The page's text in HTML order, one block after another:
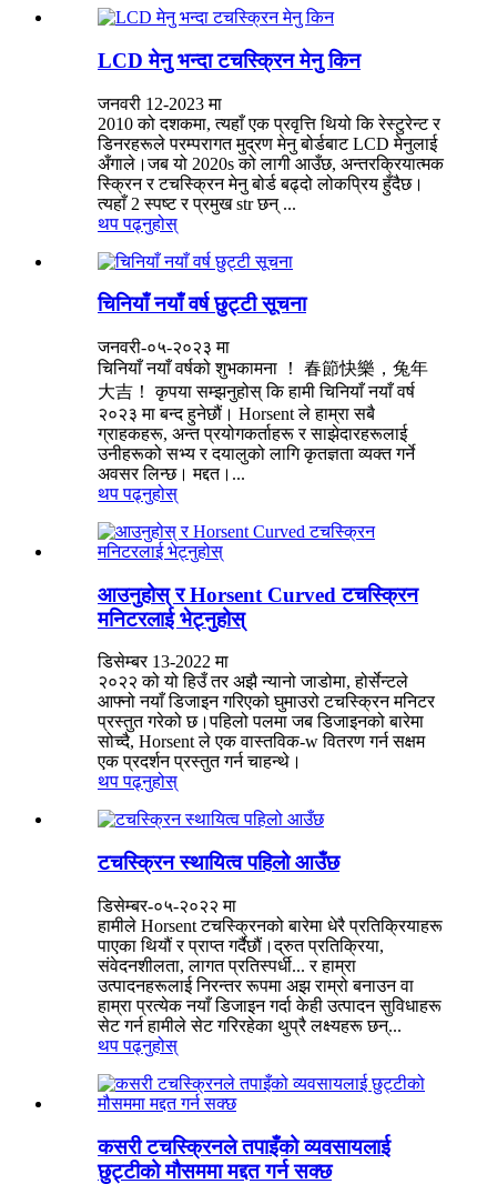
LCD मेनु भन्दा टचस्क्रिन मेनु किन
जनवरी 12-2023 मा
2010 को दशकमा, त्यहाँ एक प्रवृत्ति थियो कि रेस्टुरेन्ट र
डिनरहरूले परम्परागत मुद्रण मेनु बोर्डबाट LCD मेनुलाई
अँगाले।जब यो 2020s को लागी आउँछ, अन्तरक्रियात्मक
स्क्रिन र टचस्क्रिन मेनु बोर्ड बढ्दो लोकप्रिय हुँदैछ।
त्यहाँ 2 स्पष्ट र प्रमुख str छन् ...
थप पढ्नुहोस्
चिनियाँ नयाँ वर्ष छुट्टी सूचना
जनवरी-०५-२०२३ मा
चिनियाँ नयाँ वर्षको शुभकामना ！ 春節快樂，兔年
大吉！ कृपया सम्झनुहोस् कि हामी चिनियाँ नयाँ वर्ष
२०२३ मा बन्द हुनेछौं। Horsent ले हाम्रा सबै
ग्राहकहरू, अन्त प्रयोगकर्ताहरू र साझेदारहरूलाई
उनीहरूको सभ्य र दयालुको लागि कृतज्ञता व्यक्त गर्ने
अवसर लिन्छ। मद्दत।...
थप पढ्नुहोस्
आउनुहोस् र Horsent Curved टचस्क्रिन
मनिटरलाई भेट्नुहोस्
डिसेम्बर 13-2022 मा
२०२२ को यो हिउँ तर अझै न्यानो जाडोमा, होर्सेन्टले
आफ्नो नयाँ डिजाइन गरिएको घुमाउरो टचस्क्रिन मनिटर
प्रस्तुत गरेको छ।पहिलो पलमा जब डिजाइनको बारेमा
सोच्दै, Horsent ले एक वास्तविक-w वितरण गर्न सक्षम
एक प्रदर्शन प्रस्तुत गर्न चाहन्थे।
थप पढ्नुहोस्
टचस्क्रिन स्थायित्व पहिलो आउँछ
डिसेम्बर-०५-२०२२ मा
हामीले Horsent टचस्क्रिनको बारेमा धेरै प्रतिक्रियाहरू
पाएका थियौं र प्राप्त गर्दैछौं।द्रुत प्रतिक्रिया,
संवेदनशीलता, लागत प्रतिस्पर्धी... र हाम्रा
उत्पादनहरूलाई निरन्तर रूपमा अझ राम्रो बनाउन वा
हाम्रा प्रत्येक नयाँ डिजाइन गर्दा केही उत्पादन सुविधाहरू
सेट गर्न हामीले सेट गरिरहेका थुप्रै लक्ष्यहरू छन्...
थप पढ्नुहोस्
कसरी टचस्क्रिनले तपाइँको व्यवसायलाई
छुट्टीको मौसममा मद्दत गर्न सक्छ